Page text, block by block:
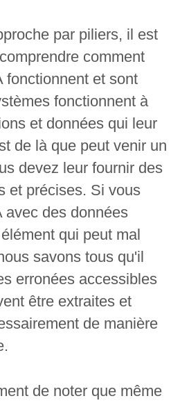
par piliers, il est
comment
fonctionnent et sont
fonctionnent à
et données qui leur
de là que peut venir un
devez leur fournir des
et précises. Si vous
avec des données
qui peut mal
savons tous qu'il
erronées accessibles
être extraites et
de manière
de noter que même